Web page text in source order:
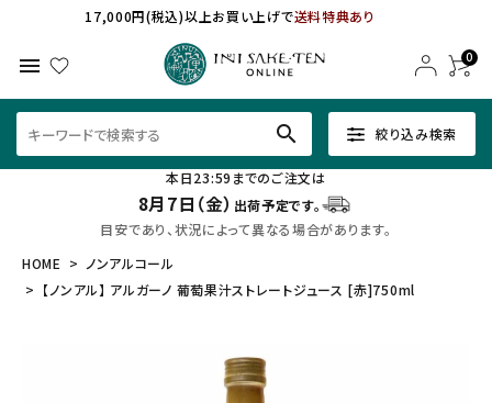
17,000円(税込)以上お買い上げで送料特典あり
menu 0
絞り込み検索
search
本日23:59までのご注文は
8月7日（金） 出荷予定です。
目安であり、状況によって異なる場合があります。
HOME
ノンアルコール
【ノンアル】 アルガーノ 葡萄果汁ストレートジュース [赤]750ml